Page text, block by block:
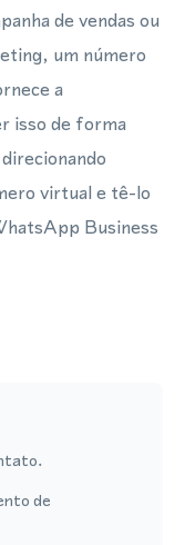
de vendas ou
um número
a
isso de forma
virtual e tê-lo
Business
de